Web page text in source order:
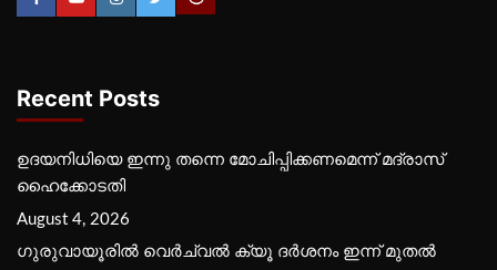
Recent Posts
ഉദയനിധിയെ ഇന്നു തന്നെ മോചിപ്പിക്കണമെന്ന് മദ്രാസ്
ഹൈക്കോടതി
August 4, 2026
ഗുരുവായൂരില്‍ വെര്‍ച്വല്‍ ക്യൂ ദര്‍ശനം ഇന്ന് മുതല്‍